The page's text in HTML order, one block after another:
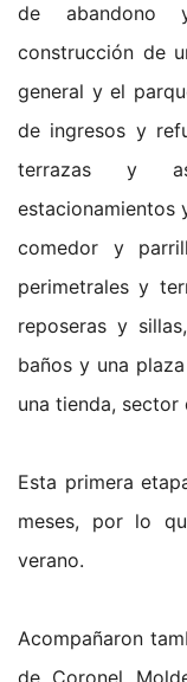
de abandono
construcción de
general y el
de ingresos y
terrazas y
estacionamientos
comedor y
perimetrales y
reposeras y
baños y una
una tienda, sector
Esta primera
meses, por lo
verano.
Acompañaron